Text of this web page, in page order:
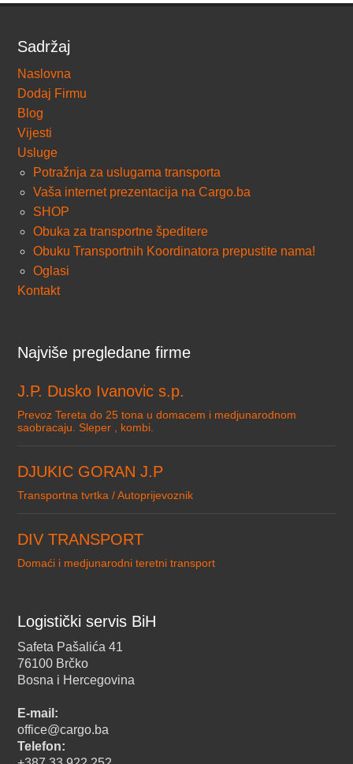
Sadržaj
Naslovna
Dodaj Firmu
Blog
Vijesti
Usluge
Potražnja za uslugama transporta
Vaša internet prezentacija na Cargo.ba
SHOP
Obuka za transportne špeditere
Obuku Transportnih Koordinatora prepustite nama!
Oglasi
Kontakt
Najviše pregledane firme
J.P. Dusko Ivanovic s.p.
Prevoz Tereta do 25 tona u domacem i medjunarodnom
saobracaju. Sleper , kombi.
DJUKIC GORAN J.P
Transportna tvrtka / Autoprijevoznik
DIV TRANSPORT
Domaći i medjunarodni teretni transport
Logistički servis BiH
Safeta Pašalića 41
76100 Brčko
Bosna i Hercegovina
E-mail:
office@cargo.ba
Telefon: